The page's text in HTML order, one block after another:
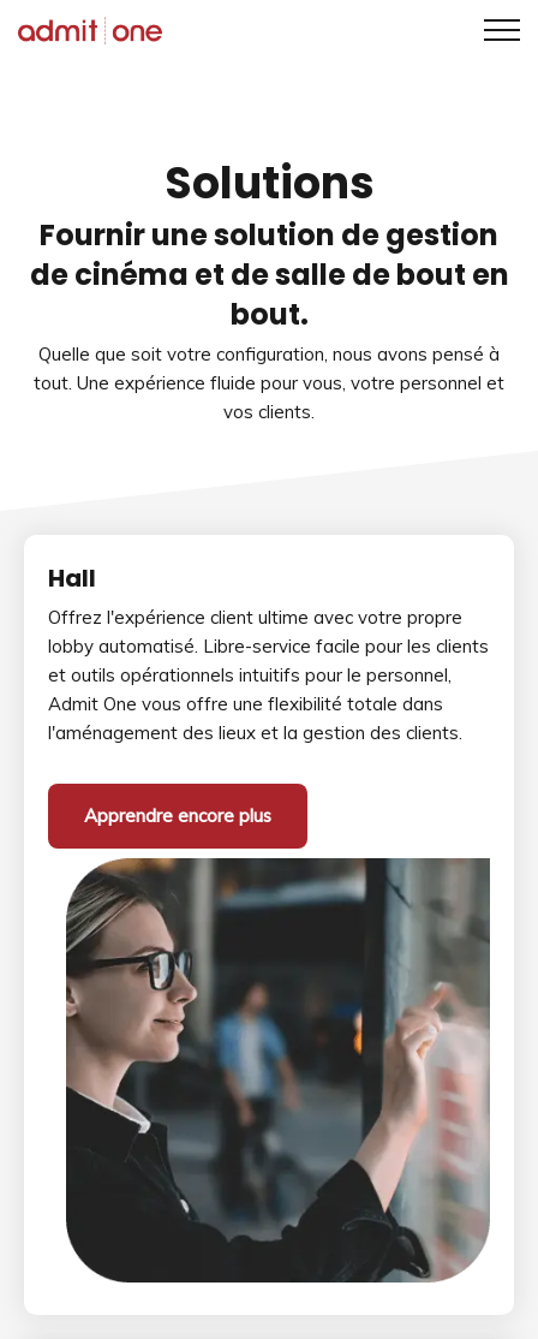
Solutions
Fournir une solution de gestion
de cinéma et de salle de bout en
bout.
Quelle que soit votre configuration, nous avons pensé à
tout. Une expérience fluide pour vous, votre personnel et
vos clients.
Hall
Offrez l'expérience client ultime avec votre propre
lobby automatisé. Libre-service facile pour les clients
et outils opérationnels intuitifs pour le personnel,
Admit One vous offre une flexibilité totale dans
l'aménagement des lieux et la gestion des clients.
Apprendre encore plus